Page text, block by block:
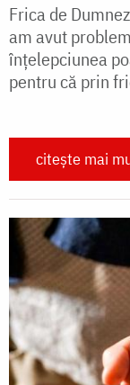
Frica de
am avut
înțelepciunea
pentru că prin
citește mai